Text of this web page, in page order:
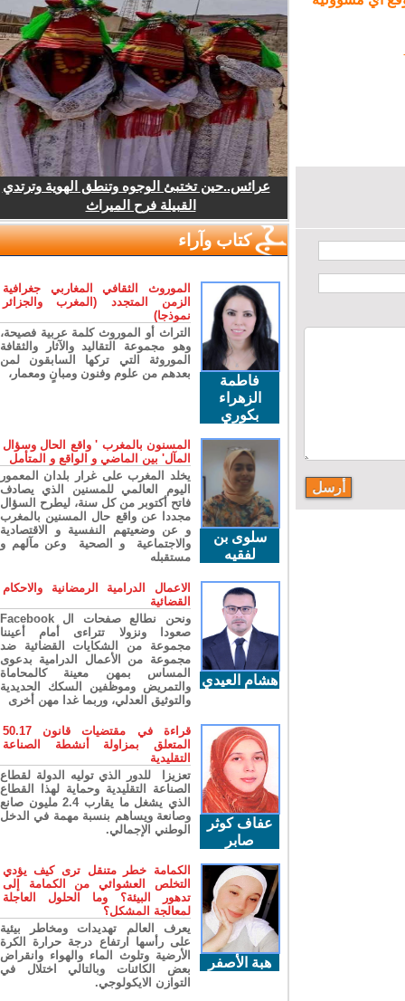
عرائس..حين تختبئ الوجوه وتنطق الهوية وترتدي
القبيلة فرح الميراث
كتاب وآراء
فاطمة
الزهراء
بكوري
الموروث الثقافي المغاربي جغرافية
الزمن المتجدد (المغرب والجزائر
نموذجا)
التراث أو الموروث كلمة عربية فصيحة،
وهو مجموعة التقاليد والآثار والثقافة
الموروثة التي تركها السابقون لمن
بعدهم من علوم وفنون ومبانٍ ومعمار،
سلوى بن
لفقيه
المسنون بالمغرب ' واقع الحال وسؤال
المآل' بين الماضي و الواقع و المتأمل
يخلد المغرب على غرار بلدان المعمور
اليوم العالمي للمسنين الذي يصادف
فاتح أكتوبر من كل سنة، ليطرح السؤال
مجددا عن واقع حال المسنين بالمغرب
و عن وضعيتهم النفسية و الاقتصادية
والاجتماعية و الصحية وعن مآلهم و
مستقبله
هشام العيدي
الاعمال الدرامية الرمضانية والاحكام
القضائية
ونحن نطالع صفحات ال Facebook
صعودا ونزولا تتراءى أمام أعيننا
مجموعة من الشكايات القضائية ضد
مجموعة من الأعمال الدرامية بدعوى
المساس بمهن معينة كالمحاماة
والتمريض وموظفين السكك الحديدية
والتوثيق العدلي، وربما غدا مهن أخرى
عفاف كوثر
صابر
قراءة في مقتضيات قانون 50.17
المتعلق بمزاولة أنشطة الصناعة
التقليدية
تعزيزا للدور الذي توليه الدولة لقطاع
الصناعة التقليدية وحماية لهذا القطاع
الذي يشغل ما يقارب 2.4 مليون صانع
وصانعة ويساهم بنسبة مهمة في الدخل
الوطني الإجمالي.
هبة الأصفر
الكمامة خطر متنقل ترى كيف يؤدي
التخلص العشوائي من الكمامة إلى
تدهور البيئة؟ وما الحلول العاجلة
لمعالجة المشكل؟
يعرف العالم تهديدات ومخاطر بيئية
على رأسها ارتفاع درجة حرارة الكرة
الأرضية وتلوث الماء والهواء وانقراض
بعض الكائنات وبالتالي اختلال في
التوازن الايكولوجي.